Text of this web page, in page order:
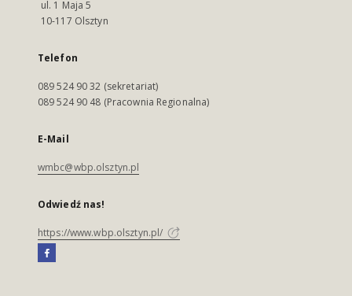
ul. 1 Maja 5
10-117 Olsztyn
Telefon
089 524 90 32 (sekretariat)
089 524 90 48 (Pracownia Regionalna)
E-Mail
wmbc@wbp.olsztyn.pl
Odwiedź nas!
https://www.wbp.olsztyn.pl/